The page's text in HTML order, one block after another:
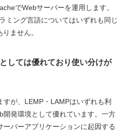
でWebサーバーを運用します。
ミング言語についてはいずれも同じ
ません。
しては優れており使い分けが
が、LEMP・LAMPはいずれも利
開発環境として優れています。一方
バーアプリケーションに起因する